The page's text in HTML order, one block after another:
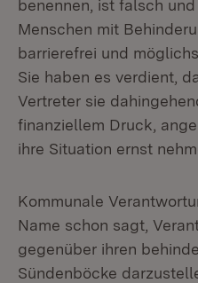
benennen, ist falsch
Menschen mit
barrierefrei und
Sie haben es verdient,
Vertreter sie
finanziellem Druck,
ihre Situation ernst
Kommunale
Name schon sagt,
gegenüber ihren
Sündenböcke